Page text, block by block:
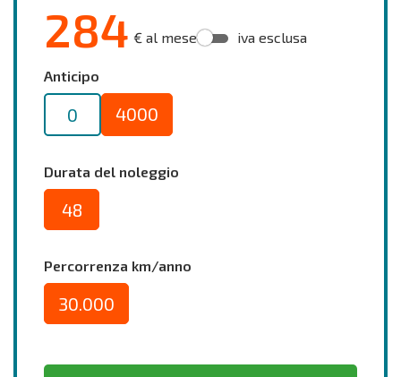
284 € al mese iva esclusa
Anticipo
0 4000
Durata del noleggio
48
Percorrenza km/anno
30.000